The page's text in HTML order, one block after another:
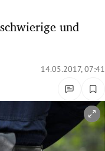
und
14.05.2017, 07:41